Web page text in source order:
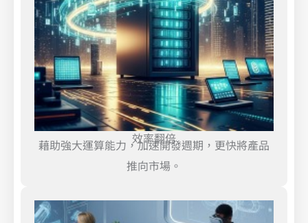
效率翻倍
藉助強大運算能力，加速開發週期，更快將產品
推向市場。